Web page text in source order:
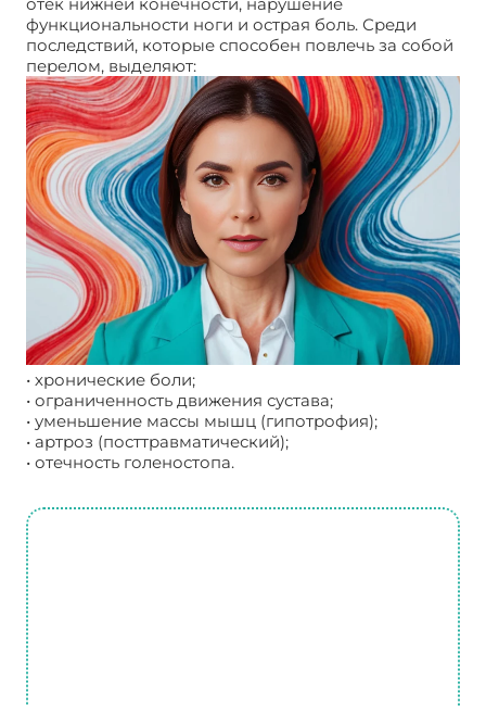
функциональности ноги и острая боль. Среди
последствий, которые способен повлечь за собой
перелом, выделяют:
• хронические боли;
• ограниченность движения сустава;
• уменьшение массы мышц (гипотрофия);
• артроз (посттравматический);
• отечность голеностопа.